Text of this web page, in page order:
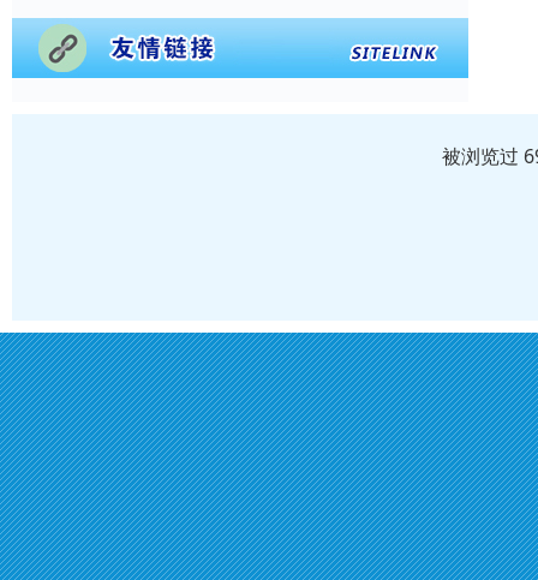
被浏览过